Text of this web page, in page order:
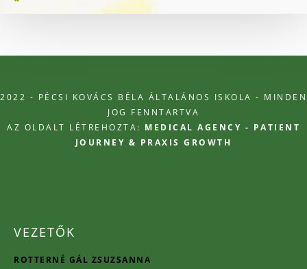
2022 - PÉCSI KOVÁCS BÉLA ÁLTALÁNOS ISKOLA - MINDEN
JOG FENNTARTVA
AZ OLDALT LÉTREHOZTA: MEDICAL AGENCY - PATIENT
JOURNEY & PRAXIS GROWTH
VEZETŐK
ROTTERNÉ GÁL ZSUZSANNA